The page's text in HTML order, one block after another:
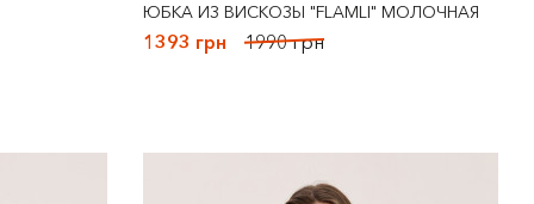
ЮБКА ИЗ ВИСКОЗЫ "FLAMLI" МОЛОЧНАЯ
1393 грн 1990 грн